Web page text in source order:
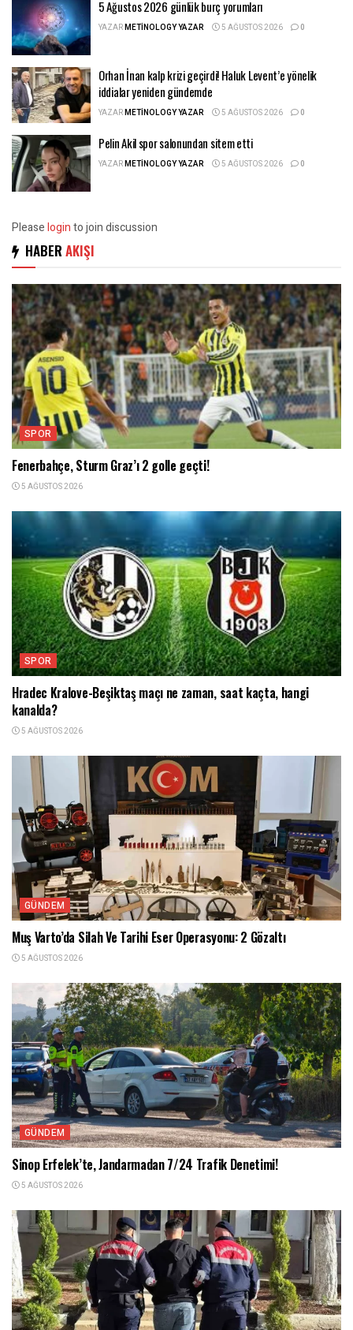
5 Ağustos 2026 günlük burç yorumları
YAZARMETINOLOGY YAZAR 5 AĞUSTOS 2026 0
Orhan İnan kalp krizi geçirdi! Haluk Levent’e yönelik
iddialar yeniden gündemde
YAZARMETINOLOGY YAZAR 5 AĞUSTOS 2026 0
Pelin Akil spor salonundan sitem etti
YAZARMETINOLOGY YAZAR 5 AĞUSTOS 2026 0
Pleaseloginto join discussion
HABER AKIŞI
SPOR
Fenerbahçe, Sturm Graz’ı 2 golle geçti!
5 AĞUSTOS 2026
SPOR
Hradec Kralove-Beşiktaş maçı ne zaman, saat kaçta, hangi
kanalda?
5 AĞUSTOS 2026
GÜNDEM
Muş Varto’da Silah Ve Tarihi Eser Operasyonu: 2 Gözaltı
5 AĞUSTOS 2026
GÜNDEM
Sinop Erfelek’te, Jandarmadan 7/24 Trafik Denetimi!
5 AĞUSTOS 2026